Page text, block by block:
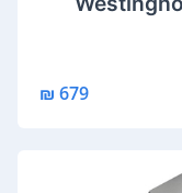
679 ₪